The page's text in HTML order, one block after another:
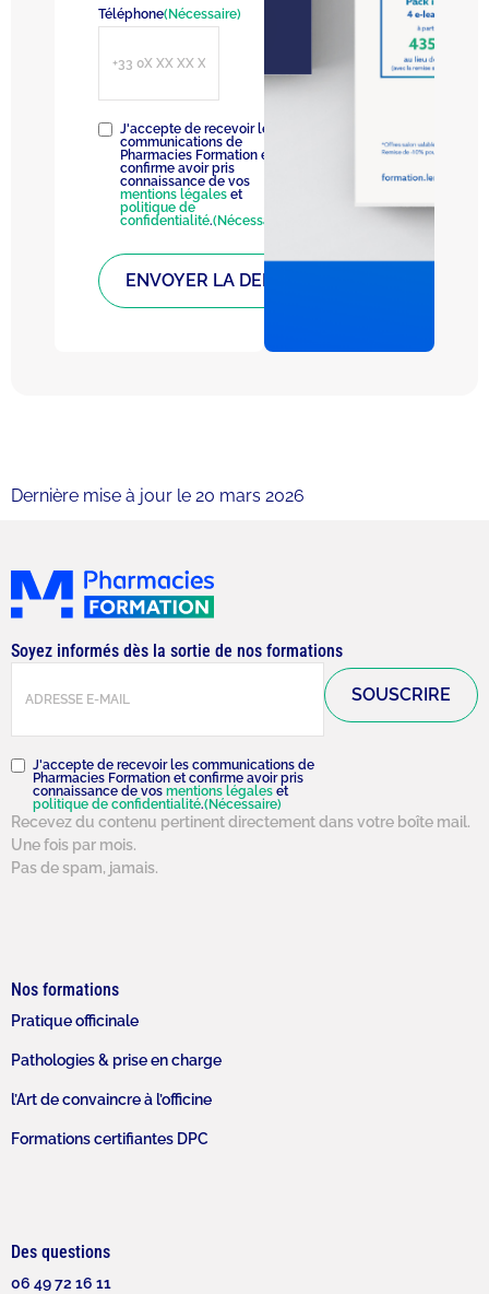
Téléphone(Nécessaire)
RGPD(Nécessaire)
J'accepte de recevoir les
communications de
Pharmacies Formation et
confirme avoir pris
connaissance de vos
mentions légales et
politique de
confidentialité.(Nécessaire)
Dernière mise à jour le 20 mars 2026
Soyez informés dès la sortie de nos formations
E-
RGPD(Nécessaire)
J'accepte de recevoir les communications de
Pharmacies Formation et confirme avoir pris
connaissance de vos mentions légales et
politique de confidentialité.(Nécessaire)
Recevez du contenu pertinent directement dans votre boîte mail.
Une fois par mois.
Pas de spam, jamais.
Nos formations
Pratique officinale
Pathologies & prise en charge
l’Art de convaincre à l’officine
Formations certifiantes DPC
Des questions
06 49 72 16 11